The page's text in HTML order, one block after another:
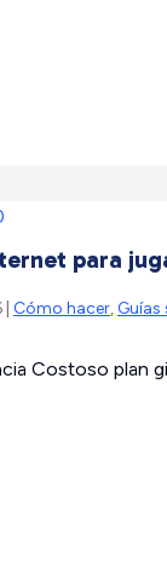
para
Cómo hacer,
Costoso plan